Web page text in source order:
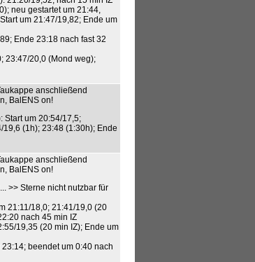
neu gestartet um 21:44,
um 21:47/19,82; Ende um
Ende 23:18 nach fast 32
23:47/20,0 (Mond weg);
anschließend
BalENS on!
Start um 20:54/17,5;
(1h); 23:48 (1:30h); Ende
anschließend
BalENS on!
>> Sterne nicht nutzbar für
21:11/18,0; 21:41/19,0 (20
nach 45 min IZ
19,35 (20 min IZ); Ende um
beendet um 0:40 nach